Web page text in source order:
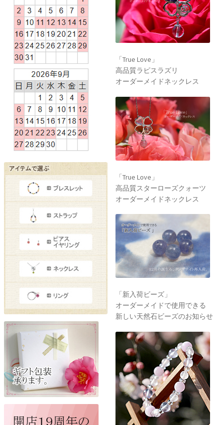
「True Love」
高品質ラピスラズリ
オーダーメイドネックレス
「True Love」
高品質スターローズクォーツ
オーダーメイドネックレス
「新入荷ビーズ」
オーダーメイドで使用できる
新しい天然石ビーズのお知らせ